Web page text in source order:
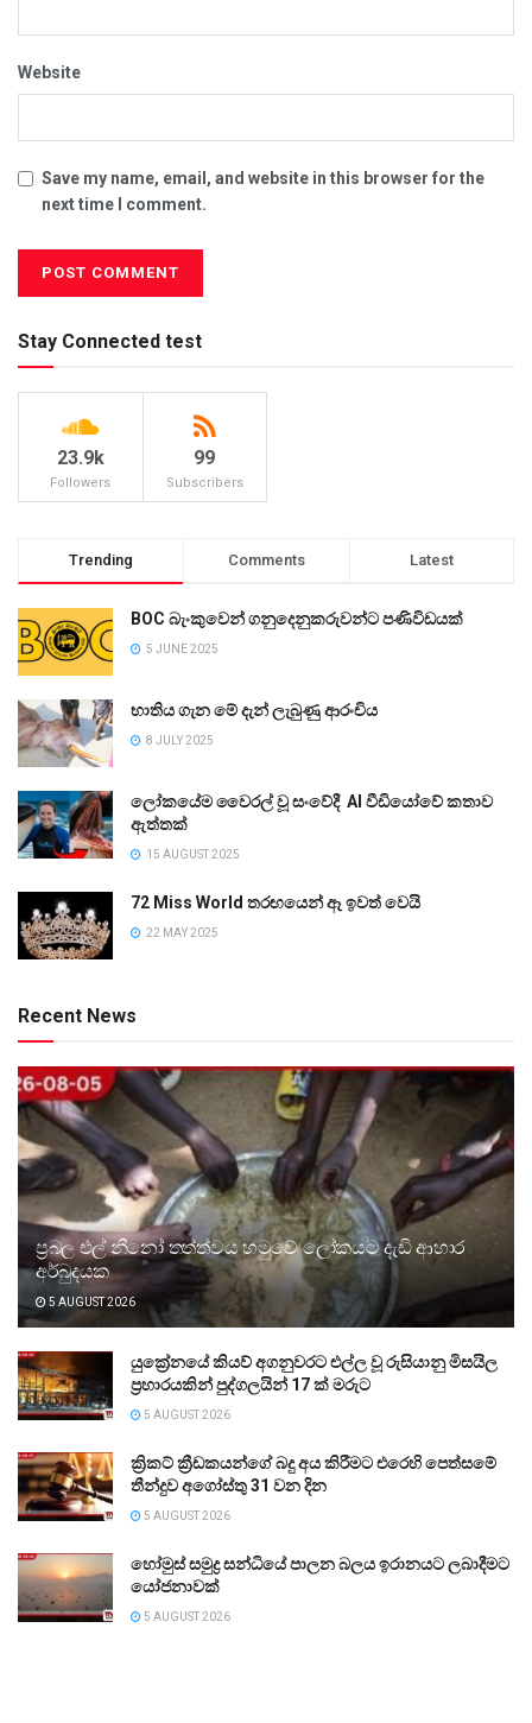
Website
Save my name, email, and website in this browser for the
next time I comment.
Stay Connected test
23.9k
Followers
99
Subscribers
Trending Comments Latest
BOC බැංකුවෙන් ගනුදෙනුකරුවන්ට පණිවිඩයක්
5 JUNE 2025
භාතිය ගැන මේ දැන් ලැබුණු ආරංචිය
8 JULY 2025
ලෝකයේම වෛරල් වූ සංවේදී AI වීඩියෝවේ කතාව
ඇත්තක්
15 AUGUST 2025
72 Miss World තරඟයෙන් ඈ ඉවත් වෙයි
22 MAY 2025
Recent News
ප්‍රබල එල් නීනෝ තත්ත්වය හමුවේ ලෝකයට දැඩි ආහාර
අර්බුදයක
5 AUGUST 2026
යුක්‍රේනයේ කියව් අගනුවරට එල්ල වූ රුසියානු මිසයිල
ප්‍රහාරයකින් පුද්ගලයින් 17 ක් මරුට
5 AUGUST 2026
ක්‍රිකට් ක්‍රීඩකයන්ගේ බදු අය කිරීමට එරෙහි පෙත්සමේ
තීන්දුව අගෝස්තු 31 වන දින
5 AUGUST 2026
හෝමුස් සමුද්‍ර සන්ධියේ පාලන බලය ඉරානයට ලබාදීමට
යෝජනාවක්
5 AUGUST 2026